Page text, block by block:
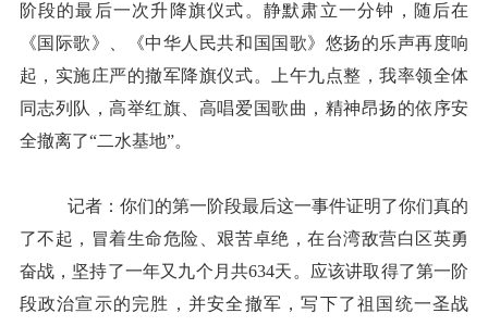
阶段的最后一次升降旗仪式。静默肃立一分钟，随后在
《国际歌》、《中华人民共和国国歌》悠扬的乐声再度响
起，实施庄严的撤军降旗仪式。上午九点整，我率领全体
同志列队，高举红旗、高唱爱国歌曲，精神昂扬的依序安
全撤离了“二水基地”。
记者：你们的第一阶段最后这一事件证明了你们真的
了不起，冒着生命危险、艰苦卓绝，在台湾敌营白区英勇
奋战，坚持了一年又九个月共634天。应该讲取得了第一阶
段政治宣示的完胜，并安全撤军，写下了祖国统一圣战